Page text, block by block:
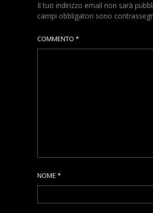
Il tuo indirizzo email non sarà
campi obbligatori sono
COMMENTO *
NOME *